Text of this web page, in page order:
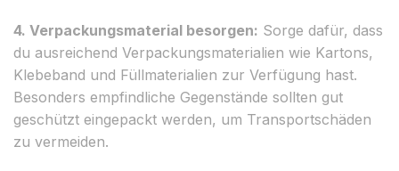
4. Verpackungsmaterial besorgen: Sorge dafür, dass
du ausreichend Verpackungsmaterialien wie Kartons,
Klebeband und Füllmaterialien zur Verfügung hast.
Besonders empfindliche Gegenstände sollten gut
geschützt eingepackt werden, um Transportschäden
zu vermeiden.